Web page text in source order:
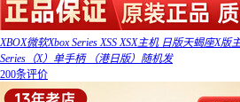
XBOX微软Xbox Series XSS XSX主机 日版天蝎座X版
Series（X）单手柄 （港日版）随机发
200条评价